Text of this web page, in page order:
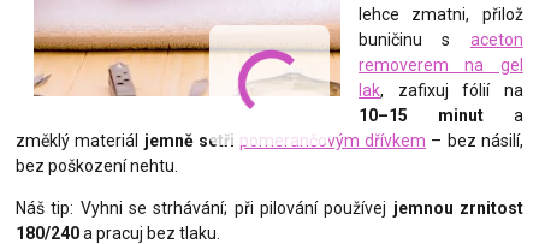
lehce zmatni, přilož
buničinu s aceton
removerem na gel
lak, zafixuj fólií na
10–15 minuta
změklý materiál jemně setři pomerančovým dřívkem – bez násilí,
bez poškození nehtu.
Náš tip: Vyhni se strhávání; při pilování používej jemnou zrnitost
180/240a pracuj bez tlaku.